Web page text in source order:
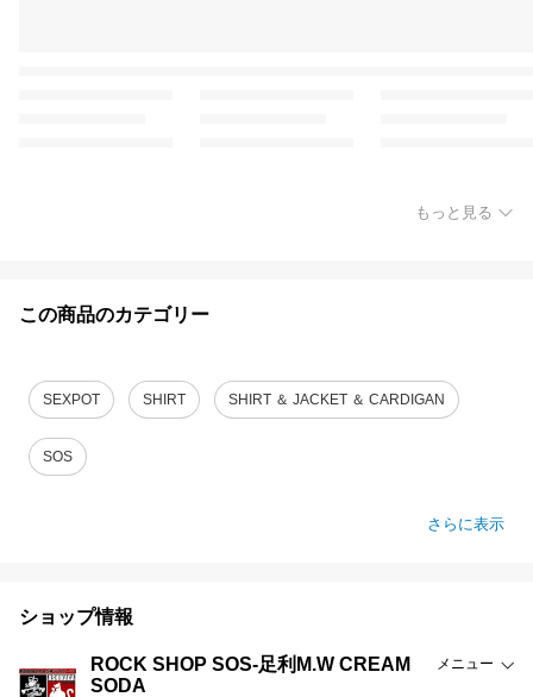
もっと見る
この商品のカテゴリー
SEXPOT SHIRT SHIRT ＆ JACKET ＆ CARDIGAN
SOS
さらに表示
ショップ情報
ROCK SHOP SOS-足利M.W CREAM
SODA
メニュー